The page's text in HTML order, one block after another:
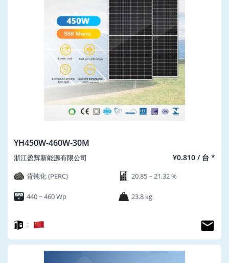
YH450W-460W-30M
浙江盈辉新能源有限公司 ¥0.810 / 台 *
背钝化 (PERC) 20.85 ~ 21.32 %
440 ~ 460 Wp 23.8 kg
：